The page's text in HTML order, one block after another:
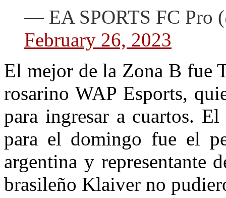
— EA SPORTS FC Pro
February 26, 2023
El mejor de la Zona B fue
rosarino WAP Esports,
para ingresar a cuartos.
para el domingo fue el
argentina y representante
brasileño Klaiver no